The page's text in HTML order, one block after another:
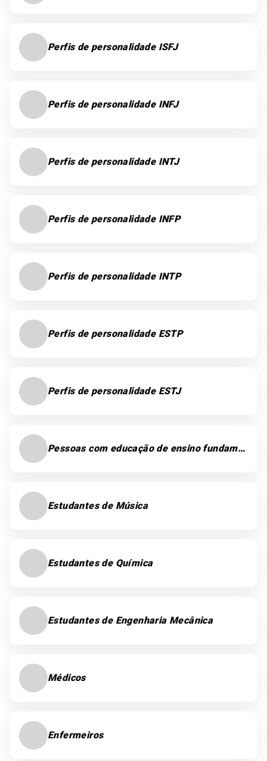
Perfis de personalidade ISFJ
Perfis de personalidade INFJ
Perfis de personalidade INTJ
Perfis de personalidade INFP
Perfis de personalidade INTP
Perfis de personalidade ESTP
Perfis de personalidade ESTJ
Pessoas com educação de ensino fundamental
Estudantes de Música
Estudantes de Química
Estudantes de Engenharia Mecânica
Médicos
Enfermeiros